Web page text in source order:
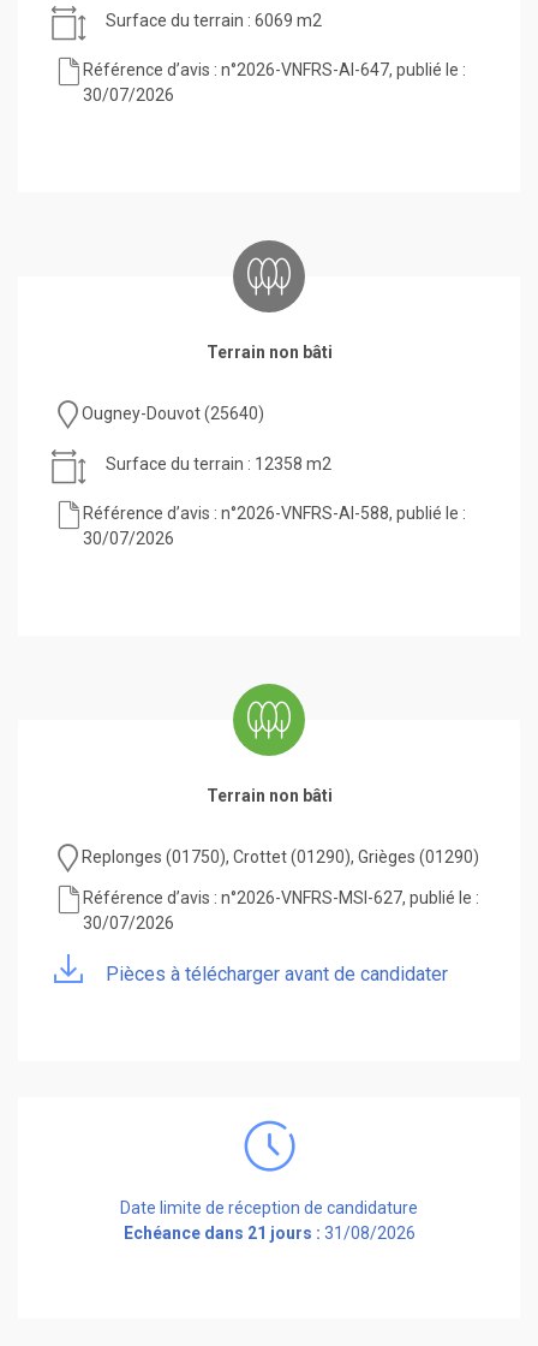
Surface du terrain : 6069 m2
Référence d’avis : n°2026-VNFRS-AI-647, publié le :
30/07/2026
Terrain non bâti
Ougney-Douvot (25640)
Surface du terrain : 12358 m2
Référence d’avis : n°2026-VNFRS-AI-588, publié le :
30/07/2026
Terrain non bâti
Replonges (01750), Crottet (01290), Grièges (01290)
Référence d’avis : n°2026-VNFRS-MSI-627, publié le :
30/07/2026
Pièces à télécharger avant de candidater
Date limite de réception de candidature
Echéance dans 21 jours : 31/08/2026